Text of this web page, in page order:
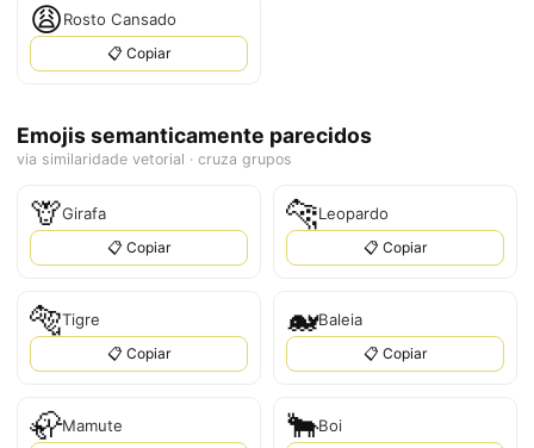
😩Rosto Cansado
📋 Copiar
Emojis semanticamente parecidos
via similaridade vetorial · cruza grupos
🦒Girafa
📋 Copiar
🐆Leopardo
📋 Copiar
🐅Tigre
📋 Copiar
🐋Baleia
📋 Copiar
🦣Mamute 🐂Boi